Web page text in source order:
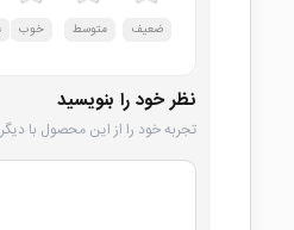
ضعیف متوسط خوب
نظر خود را بنویسید
تجربه خود را از این محصول با